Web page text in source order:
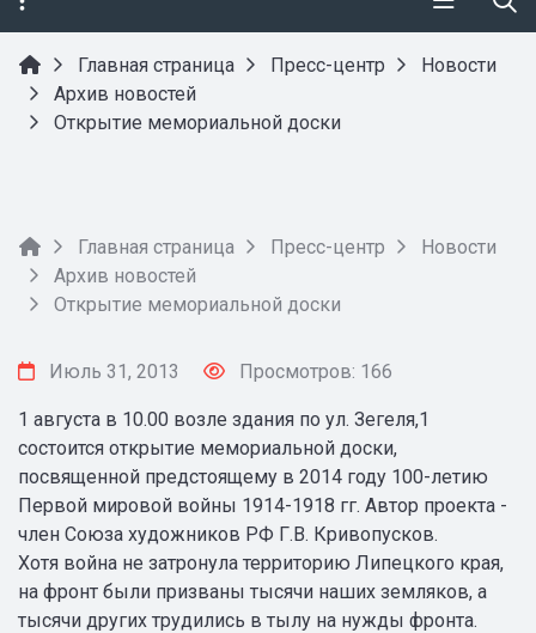
Главная страница Пресс-центр
Новости
Архив новостей
Открытие мемориальной доски
Главная страница Пресс-центр
Новости
Архив новостей
Открытие мемориальной доски
Июль 31, 2013 Просмотров: 166
1 августа в 10.00 возле здания по ул. Зегеля,1
состоится открытие мемориальной доски,
посвященной предстоящему в 2014 году 100-летию
Первой мировой войны 1914-1918 гг. Автор проекта -
член Союза художников РФ Г.В. Кривопусков.
Хотя война не затронула территорию Липецкого края,
на фронт были призваны тысячи наших земляков, а
тысячи других трудились в тылу на нужды фронта.